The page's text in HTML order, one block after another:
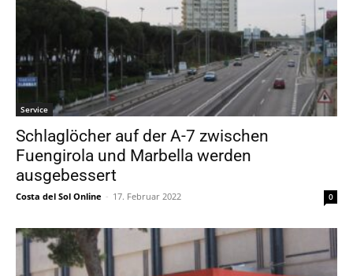
Service
Schlaglöcher auf der A-7 zwischen
Fuengirola und Marbella werden
ausgebessert
Costa del Sol Online - 17. Februar 2022 0